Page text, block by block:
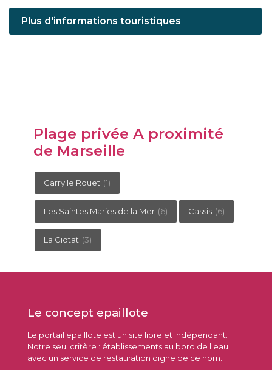
Plus d'informations touristiques
Plage privée A proximité
de Marseille
Carry le Rouet (1)
Les Saintes Maries de la Mer (6) Cassis (6)
La Ciotat (3)
Le concept epaillote
Le portail epaillote est un site libre et indépendant.
Notre seul critère : établissements au bord de l'eau
avec un service de restauration digne de ce nom.